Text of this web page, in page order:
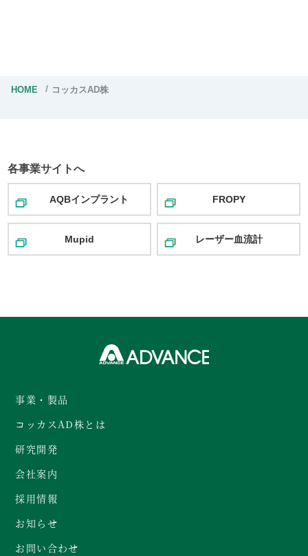
HOME コッカスAD株
各事業サイトへ
AQBインプラント FROPY
Mupid レーザー血流計
事業・製品
コッカスAD株とは
研究開発
会社案内
採用情報
お知らせ
お問い合わせ